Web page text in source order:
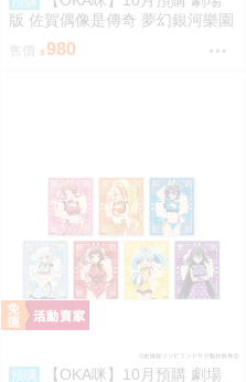
版 佐賀偶像是傳奇 夢幻銀河樂園
｜大型壓克力手機架 01/集合款
旗袍泳裝ver.
售價 980
預購
【OKA咪】10月預購 劇場